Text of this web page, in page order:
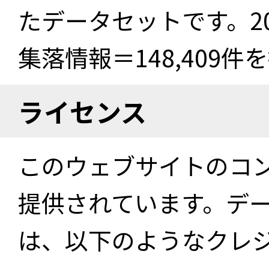
たデータセットです。
集落情報＝148,409件
ライセンス
このウェブサイトのコ
提供されています。デ
は、以下のようなクレ